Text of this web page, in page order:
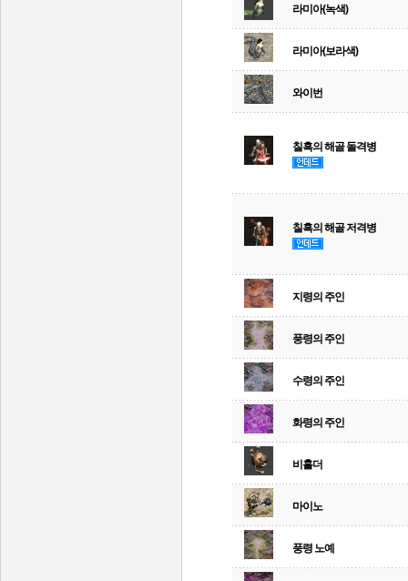
라미아(녹색)
라미아(보라색)
와이번
칠흑의 해골 돌격병
칠흑의 해골 저격병
지령의 주인
풍령의 주인
수령의 주인
화령의 주인
비홀더
마이노
풍령 노예